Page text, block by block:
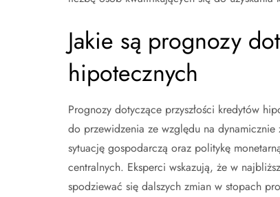
Jakie są prognozy
hipotecznych
Prognozy dotyczące przyszłości kredytów
do przewidzenia ze względu na dynamicznie
sytuację gospodarczą oraz politykę
centralnych. Eksperci wskazują, że w
spodziewać się dalszych zmian w stopach